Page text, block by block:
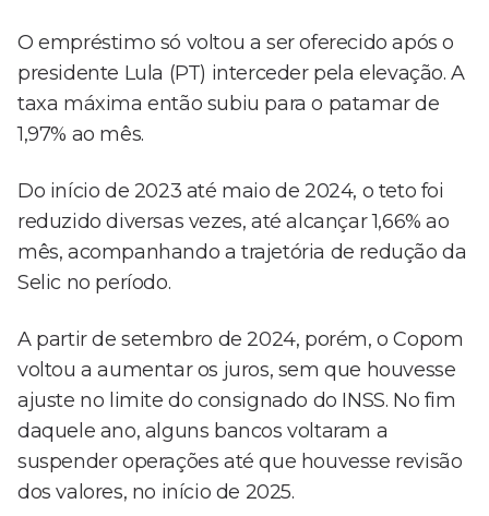
O empréstimo só voltou a ser oferecido após o
presidente Lula (PT) interceder pela elevação. A
taxa máxima então subiu para o patamar de
1,97% ao mês.
Do início de 2023 até maio de 2024, o teto foi
reduzido diversas vezes, até alcançar 1,66% ao
mês, acompanhando a trajetória de redução da
Selic no período.
A partir de setembro de 2024, porém, o Copom
voltou a aumentar os juros, sem que houvesse
ajuste no limite do consignado do INSS. No fim
daquele ano, alguns bancos voltaram a
suspender operações até que houvesse revisão
dos valores, no início de 2025.